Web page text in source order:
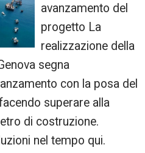
avanzamento del
progetto La
realizzazione della
segna
con la posa del
superare alla
di costruzione.
nel tempo qui.